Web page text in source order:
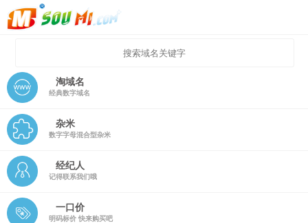
淘域名
经典数字域名
杂米
数字字母混合型杂米
经纪人
记得联系我们哦
一口价
明码标价 快来购买吧